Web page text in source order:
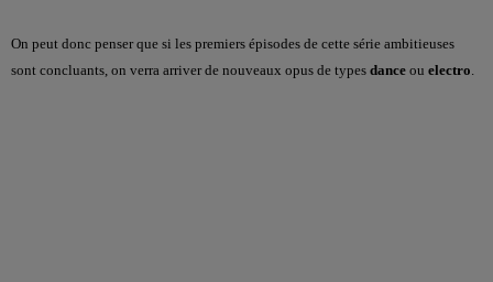
On peut donc penser que si les premiers épisodes de cette série ambitieuses
sont concluants, on verra arriver de nouveaux opus de types dance ou electro